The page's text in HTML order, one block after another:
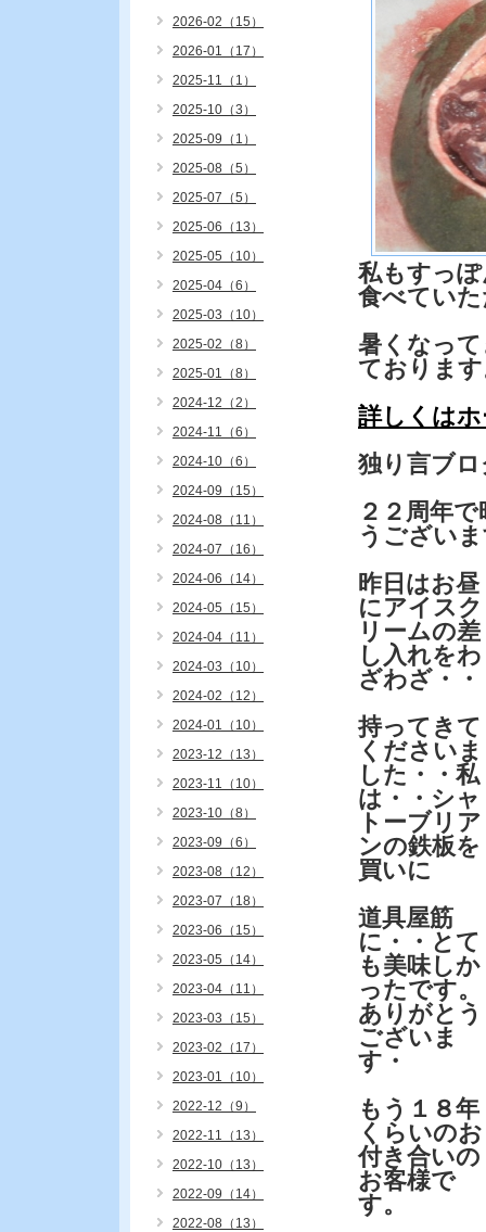
私もすっ
食べてい
暑くなっ
ておりま
詳しくは
独り言ブロ
２２周年
うござい
昨日はお昼
にアイスク
リームの差
し入れをわ
ざわざ・・
持ってきて
くださいま
した・・私
は・・シャ
トーブリア
ンの鉄板を
買いに
道具屋筋
に・・とて
も美味しか
ったです。
ありがとう
ございま
す・
もう１８年
くらいのお
付き合いの
お客様で
す。
2026-02（15）
2026-01（17）
2025-11（1）
2025-10（3）
2025-09（1）
2025-08（5）
2025-07（5）
2025-06（13）
2025-05（10）
2025-04（6）
2025-03（10）
2025-02（8）
2025-01（8）
2024-12（2）
2024-11（6）
2024-10（6）
2024-09（15）
2024-08（11）
2024-07（16）
2024-06（14）
2024-05（15）
2024-04（11）
2024-03（10）
2024-02（12）
2024-01（10）
2023-12（13）
2023-11（10）
2023-10（8）
2023-09（6）
2023-08（12）
2023-07（18）
2023-06（15）
2023-05（14）
2023-04（11）
2023-03（15）
2023-02（17）
2023-01（10）
2022-12（9）
2022-11（13）
2022-10（13）
2022-09（14）
2022-08（13）